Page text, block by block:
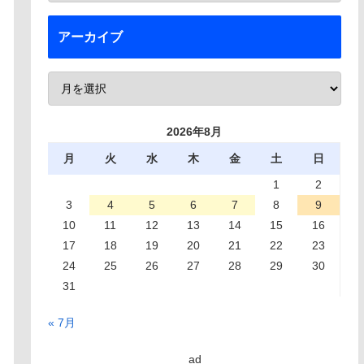
アーカイブ
2026年8月
月 火 水 木 金 土
日
1
2
3
4 5 6 7 8
9
10
11 12 13 14 15
16
17
18 19 20 21 22
23
24
25 26 27 28 29
30
31
« 7月
ad